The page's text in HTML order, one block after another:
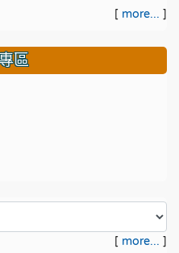
[ more... ]
區
[ more... ]